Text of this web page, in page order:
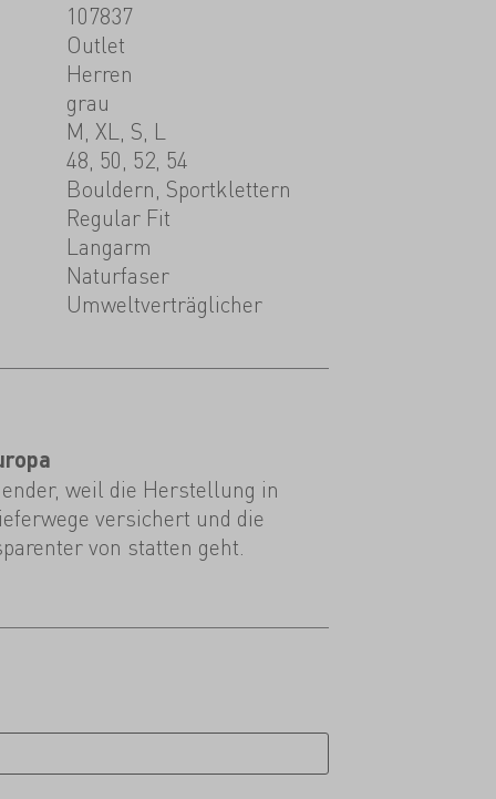
107837
Outlet
Herren
grau
M, XL, S, L
48, 50, 52, 54
Bouldern, Sportklettern
Regular Fit
Langarm
Naturfaser
Umweltverträglicher
weil die Herstellung in
versichert und die
von statten geht.